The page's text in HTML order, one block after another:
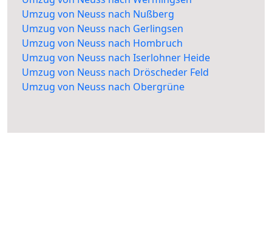
Umzug von Neuss nach Nußberg
Umzug von Neuss nach Gerlingsen
Umzug von Neuss nach Hombruch
Umzug von Neuss nach Iserlohner Heide
Umzug von Neuss nach Dröscheder Feld
Umzug von Neuss nach Obergrüne